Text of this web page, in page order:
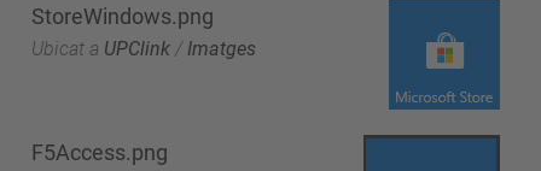
StoreWindows.png
Ubicat a UPClink / Imatges
F5Access.png